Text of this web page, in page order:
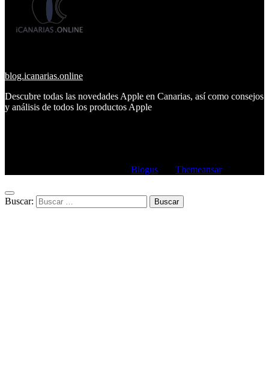
blog.icanarias.online
Descubre todas las novedades Apple en Canarias, así como consejos
y análisis de todos los productos Apple
Blogus Themeansar.
Buscar: